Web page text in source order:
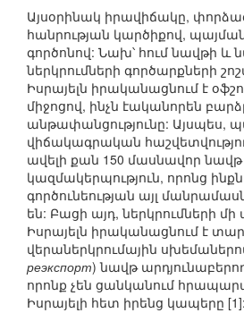
Այսօրինակ իրավիճակը,
հանրության կարծիքով,
գործոնով: Նախ՝ հում նավթի և
ներկրումների գործարքների
Իսրայելն իրականացնում է
միջոցով, ինչն էականորեն
անթափանցությունը: Այսպես,
վիճակագրական
ավելի քան 150 մասնավոր նավթ
կազմակերպություն, որոնց
գործունեության այլ
են: Բացի այդ, ներկրումների մի
Իսրայելն իրականացնում է
վերաներկրումային
реэкспорт) նավթ
որոնք չեն ցանկանում
Իսրայելի հետ իրենց կապերը [1]: